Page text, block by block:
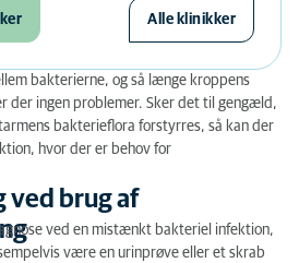
Alle klinikker
bakterierne, og så længe kroppens
der ingen problemer. Sker det til gengæld,
bakterieflora forstyrres, så kan der
hvor der er behov for
ved brug af
ved en mistænkt bakteriel infektion,
være en urinprøve eller et skrab